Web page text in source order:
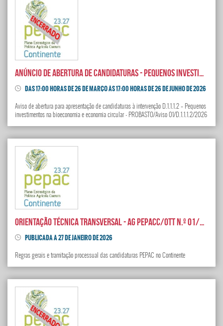
Anúncio de abertura de candidaturas - Pequenos investimentos na bioeconomia e economia circular
DAS 17:00 HORAS DE 26 DE MARÇO ÀS 17:00 HORAS DE 26 DE JUNHO DE 2026
Aviso de abertura para apresentação de candidaturas à intervenção D.1.1.1.2 – Pequenos
investimentos na bioeconomia e economia circular - PROBASTO/Aviso 01/D.1.1.1.2/2026
ORIENTAÇÃO TÉCNICA TRANSVERSAL - AG PEPACC/OTT N.º 01/2026
PUBLICADA A 27 DE JANEIRO DE 2026
Regras gerais e tramitação processual das candidaturas PEPAC no Continente